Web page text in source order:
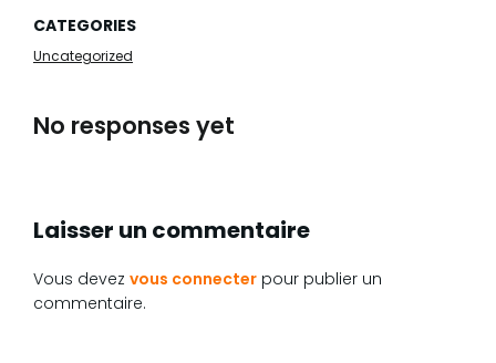
CATEGORIES
Uncategorized
No responses yet
Laisser un commentaire
Vous devez vous connecter pour publier un
commentaire.